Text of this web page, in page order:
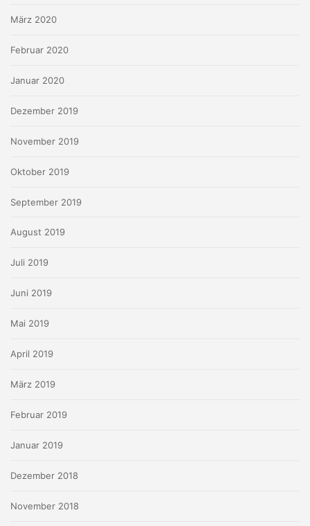
März 2020
Februar 2020
Januar 2020
Dezember 2019
November 2019
Oktober 2019
September 2019
August 2019
Juli 2019
Juni 2019
Mai 2019
April 2019
März 2019
Februar 2019
Januar 2019
Dezember 2018
November 2018